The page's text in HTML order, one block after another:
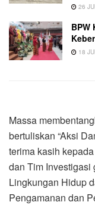
26
BPW
18
Massa
bertuliskan “Aksi
terima kasih
dan Tim Investigasi
Lingkungan Hidup
Pengamanan dan